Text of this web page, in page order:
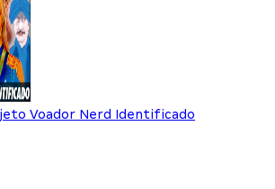
Voador Nerd Identificado